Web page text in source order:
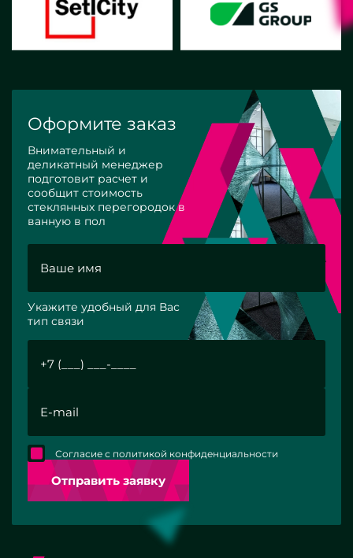
Оформите заказ
Внимательный и
деликатный менеджер
подготовит расчет и
сообщит стоимость
стеклянных перегородок в
ванную в пол
Укажите удобный для Вас
тип связи
Отправить заявку
Согласие с политикой конфиденциальности